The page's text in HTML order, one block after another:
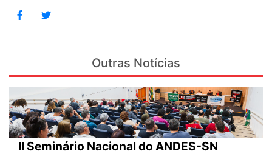
Outras Notícias
II Seminário Nacional do ANDES-SN